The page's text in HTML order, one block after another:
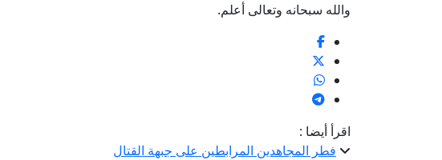
والله سبحانه وتعالى أعلم.
اقرأ أيضا :
فطر المجاهدين المرابطين على جبهة القتال